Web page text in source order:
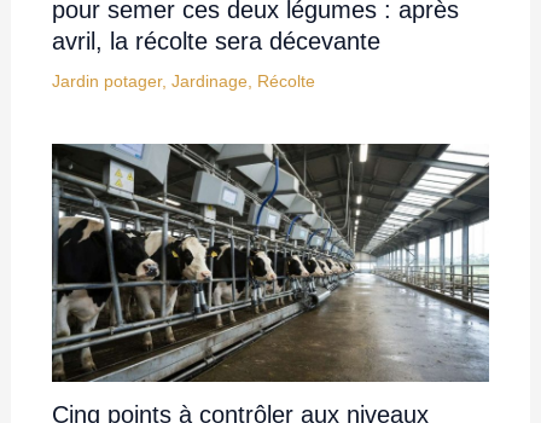
pour semer ces deux légumes : après
avril, la récolte sera décevante
Jardin potager, Jardinage Récolte
Cinq points à contrôler aux niveaux